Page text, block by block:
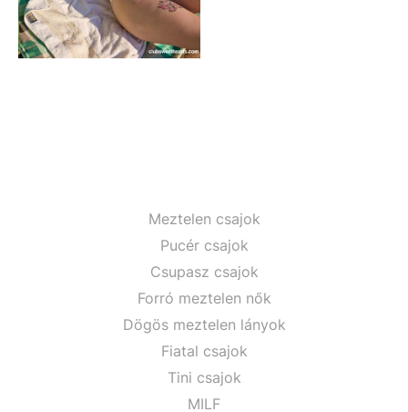
Meztelen csajok
Pucér csajok
Csupasz csajok
Forró meztelen nők
Dögös meztelen lányok
Fiatal csajok
Tini csajok
MILF